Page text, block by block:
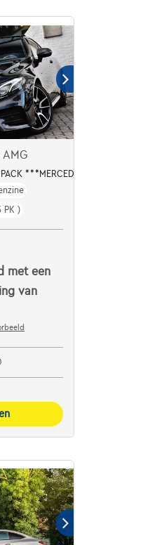
***MERCEDES HISTORY***
PK )
met een
van